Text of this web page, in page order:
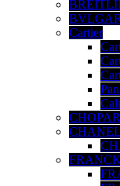
Cartier
CHANEL